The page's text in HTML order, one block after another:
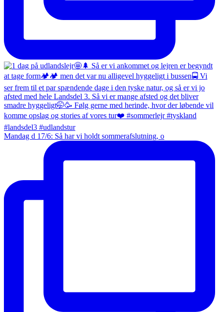
Mandag d 17/6: Så har vi holdt sommerafslutning, o